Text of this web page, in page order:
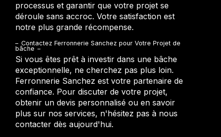
processus et garantir que votre projet se
déroule sans accroc. Votre satisfaction est
notre plus grande récompense.
Contactez Ferronnerie Sanchez pour Votre Projet de
bâche
Si vous êtes prêt à investir dans une bâche
exceptionnelle, ne cherchez pas plus loin.
Ferronnerie Sanchez est votre partenaire de
confiance. Pour discuter de votre projet,
obtenir un devis personnalisé ou en savoir
plus sur nos services, n'hésitez pas à nous
contacter dès aujourd'hui.